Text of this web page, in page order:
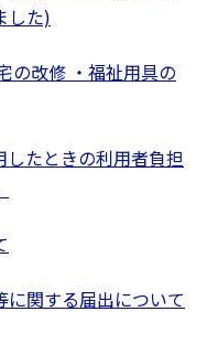
した)
の改修 ・福祉用具の
たときの利用者負担
関する届出について